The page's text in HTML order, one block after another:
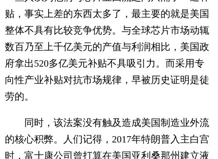
贴，事实上差的东西太多了，最主要的就是美国
整体不具有比较竞争优势。与全球芯片市场动辄
数百乃至上千亿美元的产值与利润相比，美国政
府拿出520多亿美元补贴不具吸引力。而采用专
向性产业补贴对抗市场规律，早被历史证明是徒
劳的。
同时，该法案没有触及造成美国制造业外流
的核心积弊。人们记得，2017年特朗普入主白宫
时，富士康公司曾打算在美国亚利桑那州建立液